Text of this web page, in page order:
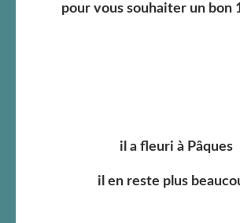
pour vous souhaiter un bon
il a fleuri à Pâques
il en reste plus